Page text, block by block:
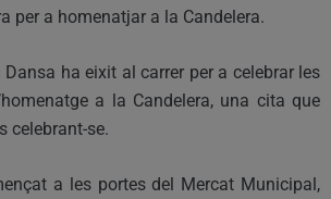
per a homenatjar a la Candelera.
ha eixit al carrer per a celebrar les
a la Candelera, una cita que
celebrant-se.
a les portes del Mercat Municipal,